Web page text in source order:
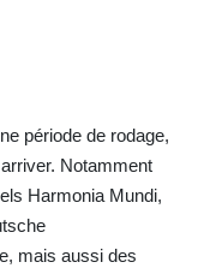
période de rodage,
Notamment
Harmonia Mundi,
mais aussi des